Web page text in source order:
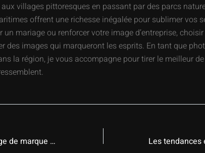
villages pittoresques en passant par des parcs
offrent une richesse inégalée pour sublimer vos
mariage ou renforcer votre image d’entreprise,
des images qui marqueront les esprits. En tant que
la région, je vous accompagne pour tirer le meilleur
Renforcez votre image de marque avec des photos corporate percutantes